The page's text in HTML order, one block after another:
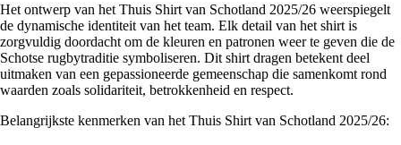
Het ontwerp van het Thuis Shirt van Schotland 2025/26 weerspiegelt
de dynamische identiteit van het team. Elk detail van het shirt is
zorgvuldig doordacht om de kleuren en patronen weer te geven die de
Schotse rugbytraditie symboliseren. Dit shirt dragen betekent deel
uitmaken van een gepassioneerde gemeenschap die samenkomt rond
waarden zoals solidariteit, betrokkenheid en respect.
Belangrijkste kenmerken van het Thuis Shirt van Schotland 2025/26: